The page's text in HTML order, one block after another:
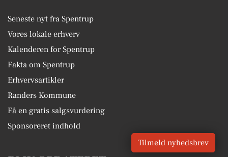
Seneste nyt fra Spentrup
Vores lokale erhverv
Kalenderen for Spentrup
Fakta om Spentrup
Erhvervsartikler
Randers Kommune
Få en gratis salgsvurdering
Sponsoreret indhold
Tilmeld nyhedsbrev